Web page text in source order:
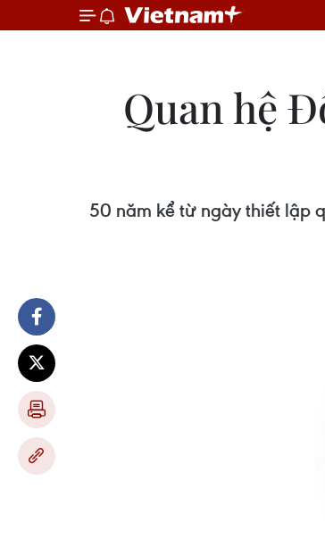
Quan hệ
50 năm kể từ ngày thiết lập